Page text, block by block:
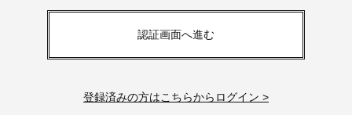
認証画面へ進む
登録済みの方はこちらからログイン >